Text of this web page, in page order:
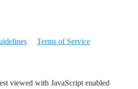
Terms of Service
viewed with JavaScript enabled